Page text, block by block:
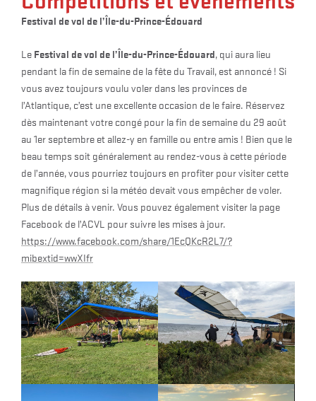
Festival de vol de l’Île-du-Prince-Édouard
LeFestival de vol de l’Île-du-Prince-Édouard, qui aura lieu
pendant la fin de semaine de la fête du Travail, est annoncé ! Si
vous avez toujours voulu voler dans les provinces de
l’Atlantique, c’est une excellente occasion de le faire. Réservez
dès maintenant votre congé pour la fin de semaine du 29 août
au 1er septembre et allez-y en famille ou entre amis ! Bien que le
beau temps soit généralement au rendez-vous à cette période
de l’année, vous pourriez toujours en profiter pour visiter cette
magnifique région si la météo devait vous empêcher de voler.
Plus de détails à venir. Vous pouvez également visiter la page
Facebook de l’ACVL pour suivre les mises à jour.
https://www.facebook.com/share/1EcQKcR2L7/?
mibextid=wwXIfr